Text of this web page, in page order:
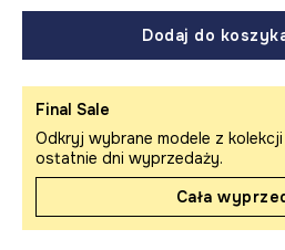
Dodaj do
Final Sale
Odkryj wybrane modele z
ostatnie dni wyprzedaży.
Cała